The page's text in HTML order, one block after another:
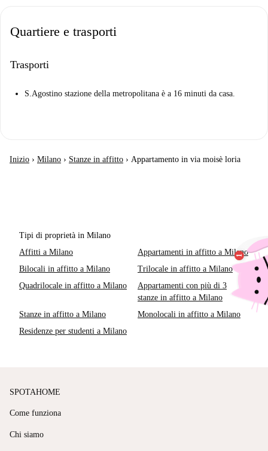
Quartiere e trasporti
Trasporti
S.Agostino stazione della metropolitana è a 16 minuti da casa.
Inizio › Milano › Stanze in affitto › Appartamento in via moisè loria
Tipi di proprietà in Milano
Affitti a Milano
Appartamenti in affitto a Milano
Bilocali in affitto a Milano
Trilocale in affitto a Milano
Quadrilocale in affitto a Milano
Appartamenti con più di 3
stanze in affitto a Milano
Stanze in affitto a Milano
Monolocali in affitto a Milano
Residenze per studenti a Milano
SPOTAHOME
Come funziona
Chi siamo